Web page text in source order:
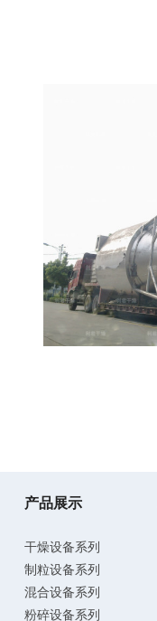
产品展示
干燥设备系列
制粒设备系列
混合设备系列
粉碎设备系列